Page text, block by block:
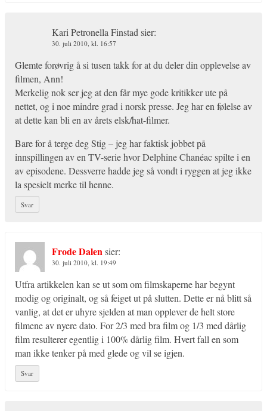
Kari Petronella Finstad sier:
30. juli 2010, kl. 16:57
Glemte forøvrig å si tusen takk for at du deler din opplevelse av
filmen, Ann!
Merkelig nok ser jeg at den får mye gode kritikker ute på
nettet, og i noe mindre grad i norsk presse. Jeg har en følelse av
at dette kan bli en av årets elsk/hat-filmer.
Bare for å terge deg Stig – jeg har faktisk jobbet på
innspillingen av en TV-serie hvor Delphine Chanéac spilte i en
av episodene. Dessverre hadde jeg så vondt i ryggen at jeg ikke
la spesielt merke til henne.
Svar
Frode Dalensier:
30. juli 2010, kl. 19:49
Utfra artikkelen kan se ut som om filmskaperne har begynt
modig og originalt, og så feiget ut på slutten. Dette er nå blitt så
vanlig, at det er uhyre sjelden at man opplever de helt store
filmene av nyere dato. For 2/3 med bra film og 1/3 med dårlig
film resulterer egentlig i 100% dårlig film. Hvert fall en som
man ikke tenker på med glede og vil se igjen.
Svar